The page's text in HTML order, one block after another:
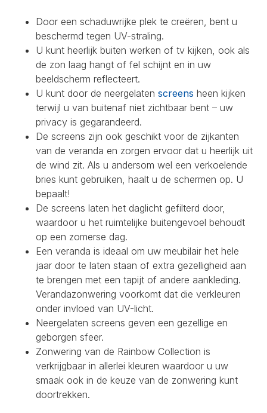
Door een schaduwrijke plek te creëren, bent u
beschermd tegen UV-straling.
U kunt heerlijk buiten werken of tv kijken, ook als
de zon laag hangt of fel schijnt en in uw
beeldscherm reflecteert.
U kunt door de neergelaten screens heen kijken
terwijl u van buitenaf niet zichtbaar bent – uw
privacy is gegarandeerd.
De screens zijn ook geschikt voor de zijkanten
van de veranda en zorgen ervoor dat u heerlijk uit
de wind zit. Als u andersom wel een verkoelende
bries kunt gebruiken, haalt u de schermen op. U
bepaalt!
De screens laten het daglicht gefilterd door,
waardoor u het ruimtelijke buitengevoel behoudt
op een zomerse dag.
Een veranda is ideaal om uw meubilair het hele
jaar door te laten staan of extra gezelligheid aan
te brengen met een tapijt of andere aankleding.
Verandazonwering voorkomt dat die verkleuren
onder invloed van UV-licht.
Neergelaten screens geven een gezellige en
geborgen sfeer.
Zonwering van de Rainbow Collection is
verkrijgbaar in allerlei kleuren waardoor u uw
smaak ook in de keuze van de zonwering kunt
doortrekken.